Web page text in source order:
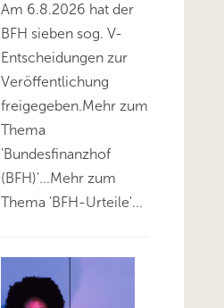
Am 6.8.2026 hat der
BFH sieben sog. V-
Entscheidungen zur
Veröffentlichung
freigegeben.Mehr zum
Thema
'Bundesfinanzhof
(BFH)'...Mehr zum
Thema 'BFH-Urteile'...